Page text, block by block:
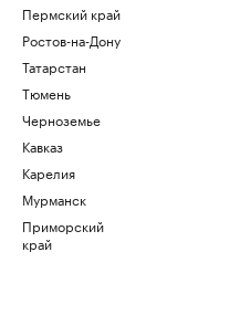
Пермский край
Ростов-на-Дону
Татарстан
Тюмень
Черноземье
Кавказ
Карелия
Мурманск
Приморский
край